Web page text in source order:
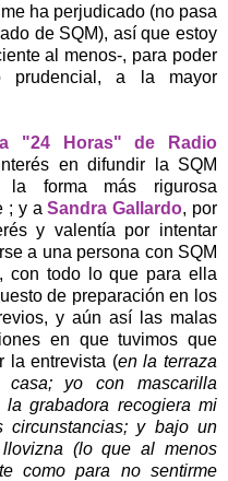
ha perjudicado (no pasa
de SQM), así que estoy
al menos-, para poder
prudencial, a la mayor
"24 Horas" de Radio
endifundir la SQM
la forma más rigurosa
; y a Sandra Gallardo, por
y valentía por intentar
a una persona con SQM
con todo lo que para ella
de preparación en los
y aún así las malas
en que tuvimos que
la entrevista (en la terraza
yo con mascarilla
la grabadora recogiera mi
y bajo un
(lo que al menos
como para no sentirme